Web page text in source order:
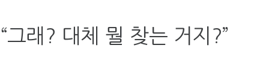
“그래? 대체 뭘 찾는 거지?”